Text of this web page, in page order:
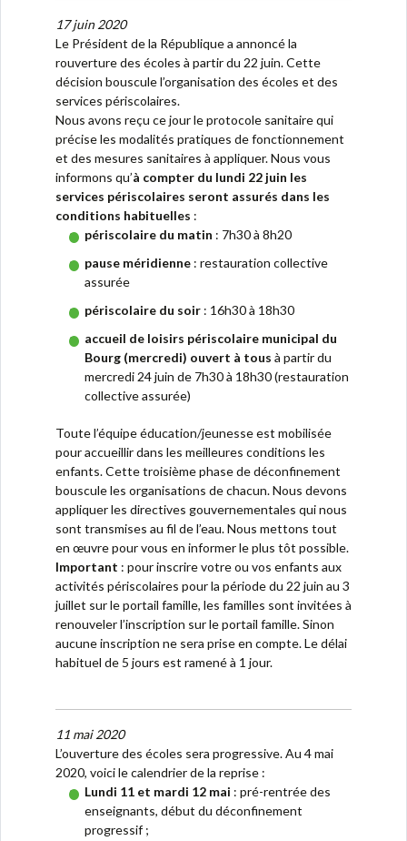
17 juin 2020
Le Président de la République a annoncé la
rouverture des écoles à partir du 22 juin. Cette
décision bouscule l’organisation des écoles et des
services périscolaires.
Nous avons reçu ce jour le protocole sanitaire qui
précise les modalités pratiques de fonctionnement
et des mesures sanitaires à appliquer. Nous vous
informons qu’à compter du lundi 22 juin les
services périscolaires seront assurés dans les
conditions habituelles :
périscolaire du matin : 7h30 à 8h20
pause méridienne : restauration collective
assurée
périscolaire du soir : 16h30 à 18h30
accueil de loisirs périscolaire municipal du
Bourg (mercredi) ouvert à tous à partir du
mercredi 24 juin de 7h30 à 18h30 (restauration
collective assurée)
Toute l’équipe éducation/jeunesse est mobilisée
pour accueillir dans les meilleures conditions les
enfants. Cette troisième phase de déconfinement
bouscule les organisations de chacun. Nous devons
appliquer les directives gouvernementales qui nous
sont transmises au fil de l’eau. Nous mettons tout
en œuvre pour vous en informer le plus tôt possible.
Important : pour inscrire votre ou vos enfants aux
activités périscolaires pour la période du 22 juin au 3
juillet sur le portail famille, les familles sont invitées à
renouveler l’inscription sur le portail famille. Sinon
aucune inscription ne sera prise en compte. Le délai
habituel de 5 jours est ramené à 1 jour.
11 mai 2020
L’ouverture des écoles sera progressive. Au 4 mai
2020, voici le calendrier de la reprise :
Lundi 11 et mardi 12 mai : pré-rentrée des
enseignants, début du déconfinement
progressif ;